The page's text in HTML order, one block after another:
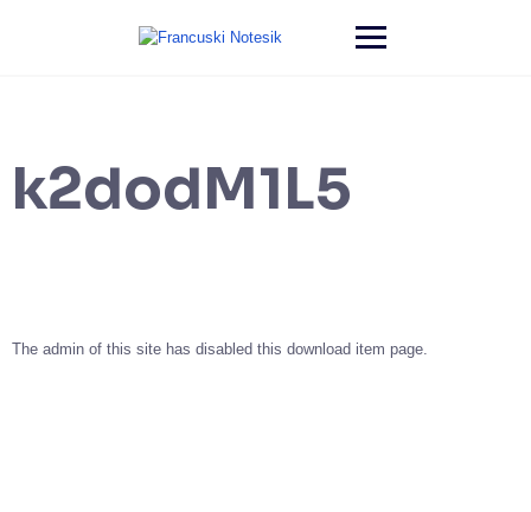
k2dodM1L5
The admin of this site has disabled this download item page.